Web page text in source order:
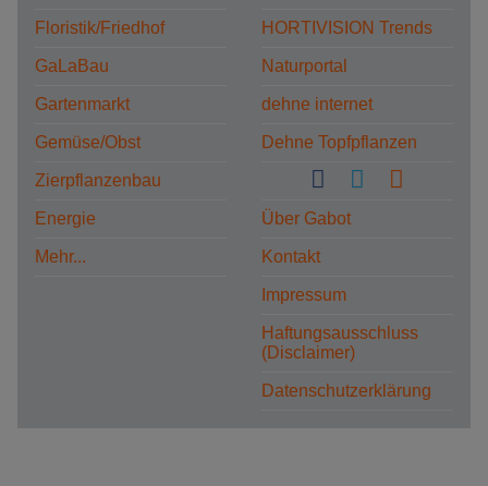
Floristik/Friedhof
GaLaBau
Gartenmarkt
Gemüse/Obst
Zierpflanzenbau
Energie
Mehr...
HORTIVISION Trends
Naturportal
dehne internet
Dehne Topfpflanzen
Über Gabot
Kontakt
Impressum
Haftungsausschluss
(Disclaimer)
Datenschutzerklärung